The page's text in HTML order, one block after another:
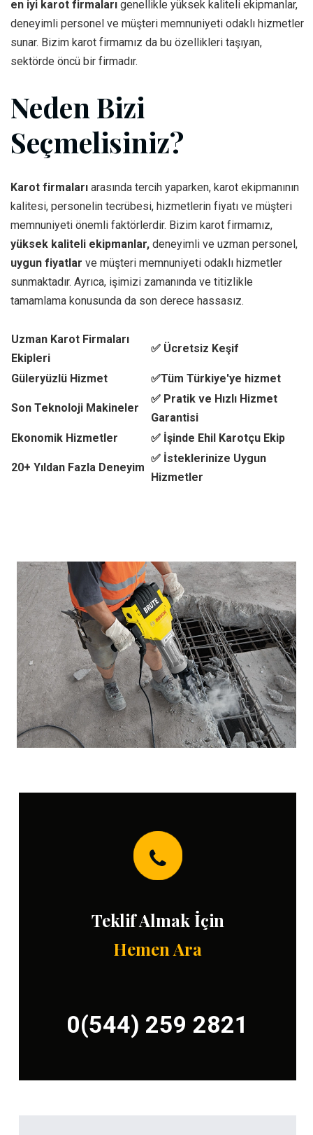
en iyi karot firmaları genellikle yüksek kaliteli ekipmanlar,
deneyimli personel ve müşteri memnuniyeti odaklı hizmetler
sunar. Bizim karot firmamız da bu özellikleri taşıyan,
sektörde öncü bir firmadır.
Neden Bizi
Seçmelisiniz?
Karot firmaları arasında tercih yaparken, karot ekipmanının
kalitesi, personelin tecrübesi, hizmetlerin fiyatı ve müşteri
memnuniyeti önemli faktörlerdir. Bizim karot firmamız,
yüksek kaliteli ekipmanlar, deneyimli ve uzman personel,
uygun fiyatlar ve müşteri memnuniyeti odaklı hizmetler
sunmaktadır. Ayrıca, işimizi zamanında ve titizlikle
tamamlama konusunda da son derece hassasız.
Uzman Karot Firmaları
Ekipleri
✅ Ücretsiz Keşif
Güleryüzlü Hizmet ✅Tüm Türkiye'ye hizmet
Son Teknoloji Makineler
✅ Pratik ve Hızlı Hizmet
Garantisi
Ekonomik Hizmetler
✅ İşinde Ehil Karotçu Ekip
20+ Yıldan Fazla Deneyim
✅ İsteklerinize Uygun
Hizmetler
Teklif Almak İçin
Hemen Ara
0(544) 259 2821